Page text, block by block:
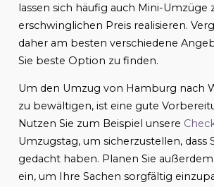
lassen sich häufig auch Mini-Umzüge
erschwinglichen Preis realisieren.
daher am besten verschiedene
Sie beste Option zu finden.
Um den Umzug von Hamburg nach
zu bewältigen, ist eine gute
Nutzen Sie zum Beispiel unsere
Umzugstag, um sicherzustellen, dass
gedacht haben. Planen Sie
ein, um Ihre Sachen sorgfältig